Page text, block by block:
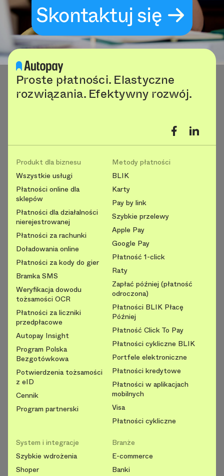
Skontaktuj się
Proste płatności. Elastyczne
rozwiązania. Efektywny rozwój.
Produkt dla biznesu
Wszystkie usługi
Płatności online dla
sklepów
Płatności dla działalności
nierejestrowanej
Płatności za rachunki
Doładowania online
Płatności za kody do gier
Bramka SMS
Weryfikacja dowodu
tożsamości OCR
Płatności za liczniki
przedpłacowe
Autopay Insight
Program Polska
Bezgotówkowa
Potwierdzenia tożsamości
z eID
Cennik
Program partnerski
Metody płatności
BLIK
Karty
Pay by link
Szybkie przelewy
Apple Pay
Google Pay
Płatność 1-click
Raty
Zapłać później (płatność
odroczona)
Płatności BLIK Płacę
Później
Płatność Click To Pay
Płatności cykliczne BLIK
Portfele elektroniczne
Płatności kredytowe
Płatności w aplikacjach
mobilnych
Visa
Płatności cykliczne
System i integracje
Szybkie wdrożenia
Shoper
Branże
E-commerce
Banki